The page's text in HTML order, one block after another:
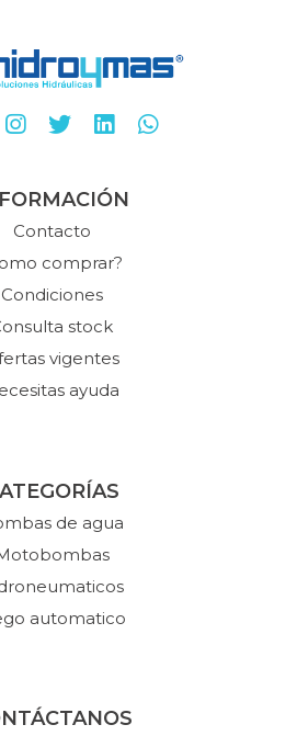
Contacto
comprar?
Condiciones
stock
vigentes
ayuda
de agua
automatico